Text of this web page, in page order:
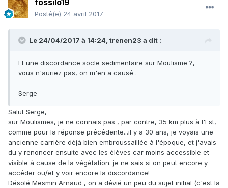
fossilo19
Posté(e) 24 avril 2017
Le 24/04/2017 à 14:24, trenen23 a dit :
Et une discordance socle sedimentaire sur Moulisme ?,
vous n'auriez pas, on m'en a causé .
Serge
Salut Serge,
sur Moulismes, je ne connais pas , par contre, 35 km plus à l'Est,
comme pour la réponse précédente...il y a 30 ans, je voyais une
ancienne carrière déjà bien embroussaillée à l'époque, et j'avais
du y renoncer ensuite avec les élèves car moins accessible et
visible à cause de la végétation. je ne sais si on peut encore y
accéder ou/et y voir encore la discordance!
Désolé Mesmin Arnaud , on a dévié un peu du sujet initial (c'est la